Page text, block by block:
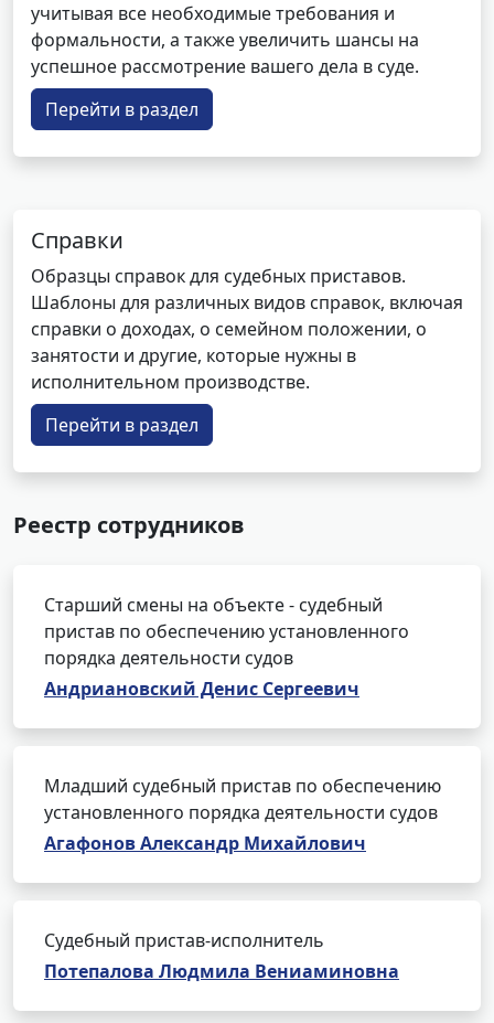
учитывая все необходимые требования и
формальности, а также увеличить шансы на
успешное рассмотрение вашего дела в суде.
Перейти в раздел
Справки
Образцы справок для судебных приставов.
Шаблоны для различных видов справок, включая
справки о доходах, о семейном положении, о
занятости и другие, которые нужны в
исполнительном производстве.
Перейти в раздел
Реестр сотрудников
Старший смены на объекте - судебный
пристав по обеспечению установленного
порядка деятельности судов
Андриановский Денис Сергеевич
Младший судебный пристав по обеспечению
установленного порядка деятельности судов
Агафонов Александр Михайлович
Судебный пристав-исполнитель
Потепалова Людмила Вениаминовна